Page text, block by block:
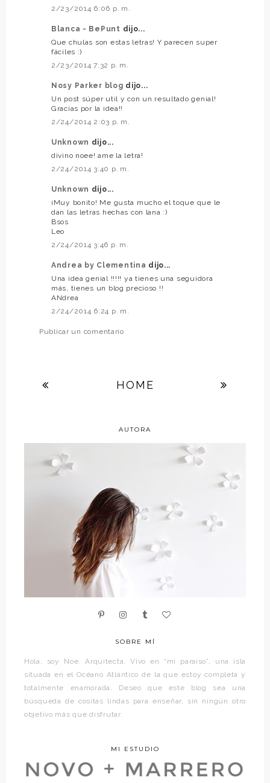
2/23/2014 6:06 p. m.
Blanca - BePunt dijo...
Que chulas son estas letras! Y parecen super
fáciles :)
2/23/2014 7:32 p. m.
Nosy Parker blog dijo...
Un post súper util y con un resultado genial!
Gracias por la idea!!
2/24/2014 2:03 p. m.
Unknown dijo...
divino noee! ame la letra!
2/24/2014 3:40 p. m.
Unknown dijo...
¡Muy bonito! Me gusta mucho el toque que le
dan las letras hechas con lana :)
Bsos
Leo
2/24/2014 3:46 p. m.
Andrea by Clementina dijo...
Una idea genial !!!!! ya tienes una seguidora
más, tienes un blog precioso !!
ANdrea
2/24/2014 6:24 p. m.
Publicar un comentario
HOME
AUTORA
SOBRE MÍ
Hola, soy Noe. Arquitecta. Vivo en “mi paraíso”, una isla
situada en el Océano Atlántico de la que estoy completa y
totalmente enamorada. Deseo que este blog sea una
búsqueda de cositas lindas para enseñar, sin ningún otro
objetivo más que disfrutar.
MI ESTUDIO